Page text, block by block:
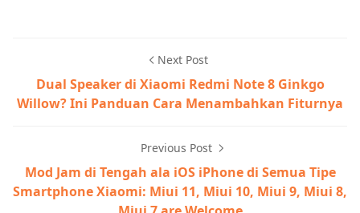
Next Post
Dual Speaker di Xiaomi Redmi Note 8 Ginkgo
Willow? Ini Panduan Cara Menambahkan Fiturnya
Previous Post
Mod Jam di Tengah ala iOS iPhone di Semua Tipe
Smartphone Xiaomi: Miui 11, Miui 10, Miui 9, Miui 8,